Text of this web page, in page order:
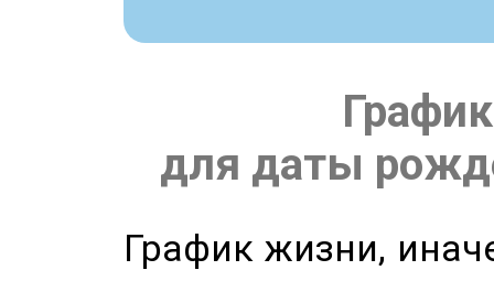
для даты
График жизни,